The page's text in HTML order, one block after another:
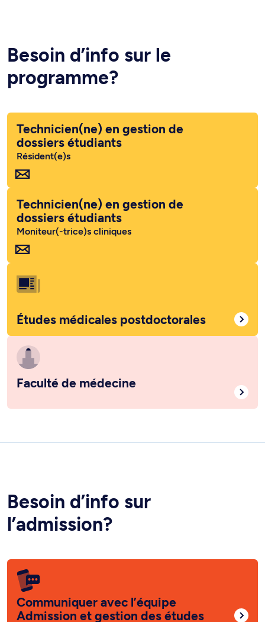
Besoin d’info sur le
programme?
Technicien(ne) en gestion de
dossiers étudiants
Résident(e)s
Technicien(ne) en gestion de
dossiers étudiants
Moniteur(-trice)s cliniques
Études médicales postdoctorales
Faculté de médecine
Besoin d’info sur
l’admission?
Communiquer avec l’équipe
Admission et gestion des études